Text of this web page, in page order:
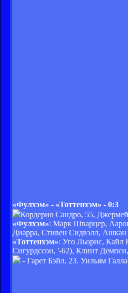
«Фулхэм» - «Тоттенхэм» - 0:3
Кордерио Сандро, 55,
«Фулхэм»: Марк Шварцер,
Диарра, Стивен Сидвэлл, Ашкан
«Тоттенхэм»: Уго Льорис, Кайл
Сигурдссон, '-62), Клинт
- Гарет Бэйл, 23. Уильям